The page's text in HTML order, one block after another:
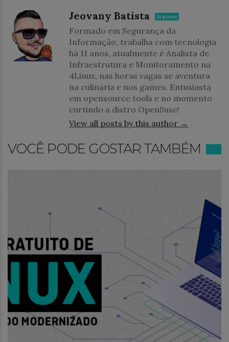
Jeovany Batista 14 posts
Formado em Segurança da
Informação, trabalha com tecnologia
há 11 anos, atualmente é Analista de
Infraestrutura e Monitoramento na
4Linux, nas horas vagas se aventura
na culinária e nos games. Entusiasta
em opensource tools e no momento
curtindo a distro OpenSuse!
View all posts by this author →
VOCÊ PODE GOSTAR TAMBÉM